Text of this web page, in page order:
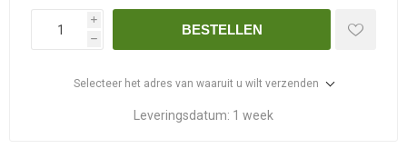
i
h
BESTELLEN
Selecteer het adres van waaruit u wilt verzenden
Leveringsdatum: 1 week